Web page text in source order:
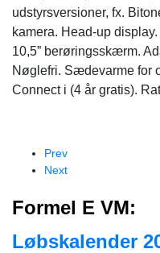
udstyrsversioner, fx.
kamera. Head-up
10,5” berøringsskærm.
Nøglefri. Sædevarme for
Connect i (4 år gratis).
Prev
Next
Formel E VM:
Løbskalender